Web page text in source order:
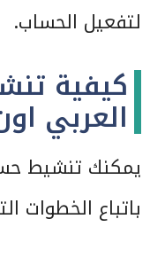
لتفعيل الحساب.
كيفية
العربي
يمكنك تنشيط
باتباع الخطوات